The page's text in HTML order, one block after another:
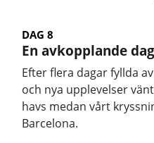
DAG 8
En avkopplande
Efter flera dagar fyllda
och nya upplevelser
havs medan vårt
Barcelona.